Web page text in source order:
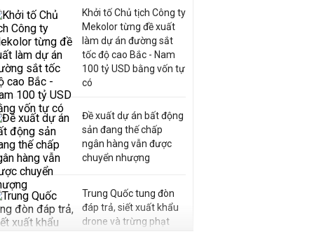
Khởi tố Chủ tịch Công ty
Mekolor từng đề xuất
làm dự án đường sắt
tốc độ cao Bắc - Nam
100 tỷ USD bằng vốn tự
có
Đề xuất dự án bất động
sản đang thế chấp
ngân hàng vẫn được
chuyển nhượng
Trung Quốc tung đòn
đáp trả, siết xuất khẩu
drone và trừng phạt